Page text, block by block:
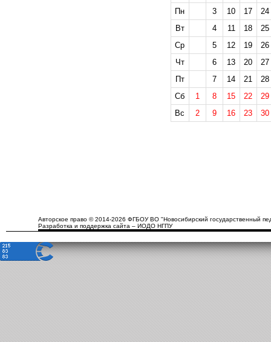
Пн
3 10 17
24
Вт
4 11 18
25
Ср
5 12 19
26
Чт
6 13 20
27
Пт
7 14 21
28
Сб
1 8 15 22
29
Вс
2 9 16 23 30
Авторское право © 2014-2026 ФГБОУ ВО "Новосибирский государственный
Разработка и поддержка сайта – ИОДО НГПУ